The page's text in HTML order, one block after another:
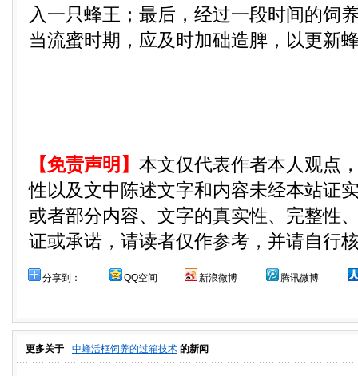
入一只蜂王；最后，经过一段时间的饲
当流蜜时期，应及时加础造脾，以更新
【免责声明】 本文仅代表作者本人观点
性以及文中陈述文字和内容未经本站证
或者部分内容、文字的真实性、完整性
证或承诺，请读者仅作参考，并请自行
分享到： QQ空间 新浪微博 腾讯微博
更多关于 中蜂活框饲养的过箱技术 的新闻